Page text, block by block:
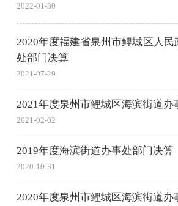
2022-01-30
2020年度福建省泉州市鲤城区人
处部门决算
2021-07-29
2021年度泉州市鲤城区海滨街道办
2021-02-02
2019年度海滨街道办事处部门决算
2020-10-31
2020年度泉州市鲤城区海滨街道办